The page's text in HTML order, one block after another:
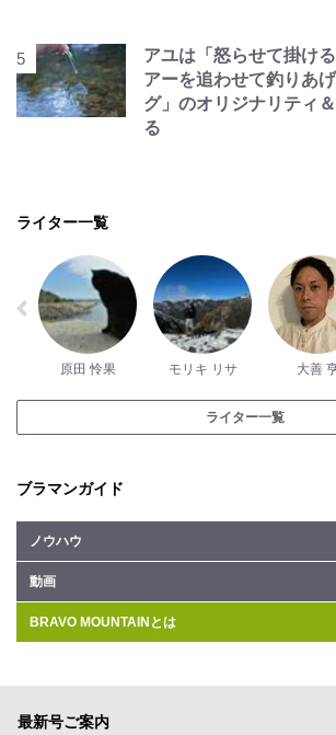
アユは「怒らせて掛け
アーを追わせて釣りあ
グ」のオリジナリティ
る
ライター一覧
原田 怜果 モリキ リサ 大善
ライター一覧
ブラマンガイド
ノウハウ
動画
BRAVO MOUNTAINとは
最新号ご案内